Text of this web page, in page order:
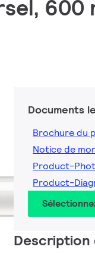
600
Documents
Brochure du
Notice de
Product-
Product-